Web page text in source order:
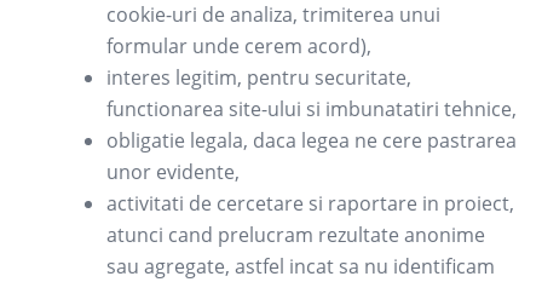
cookie-uri de analiza, trimiterea unui
formular unde cerem acord),
interes legitim, pentru securitate,
functionarea site-ului si imbunatatiri tehnice,
obligatie legala, daca legea ne cere pastrarea
unor evidente,
activitati de cercetare si raportare in proiect,
atunci cand prelucram rezultate anonime
sau agregate, astfel incat sa nu identificam